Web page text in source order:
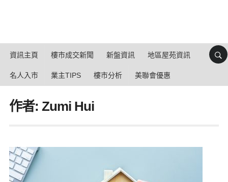
資訊主頁 樓市成交新聞 新盤資訊 地區屋苑資訊
名人入市 業主TIPS 樓市分析 美聯會優惠
作者: Zumi Hui